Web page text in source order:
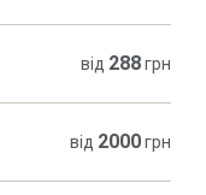
від 288грн
від 2000грн